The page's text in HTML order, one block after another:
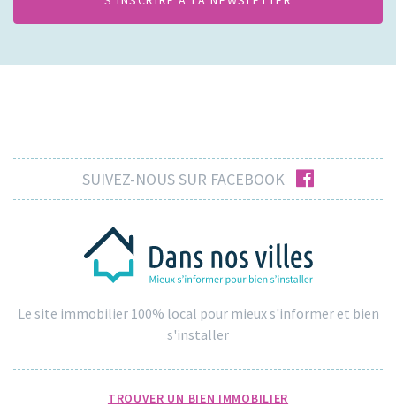
SUIVEZ-NOUS SUR FACEBOOK facebook
Le site immobilier 100% local pour mieux s'informer et bien
s'installer
TROUVER UN BIEN IMMOBILIER